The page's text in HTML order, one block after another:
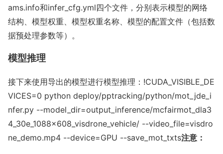
ams.info和infer_cfg.yml四个文件，分别表示模型的网络
结构、模型权重、模型权重名称、模型的配置文件（包括数
据预处理参数等）。
模型推理
接下来使用导出的模型进行模型推理：!CUDA_VISIBLE_DE
VICES=0 python deploy/pptracking/python/mot_jde_i
nfer.py --model_dir=output_inference/mcfairmot_dla3
4_30e_1088x608_visdrone_vehicle/ --video_file=visdro
ne_demo.mp4 --device=GPU --save_mot_txts注意：